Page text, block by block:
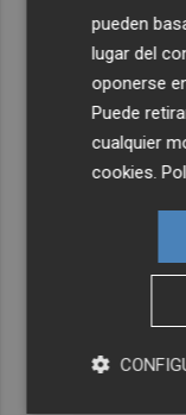
pueden
lugar del
oponerse
Puede
cualquier
cookies .